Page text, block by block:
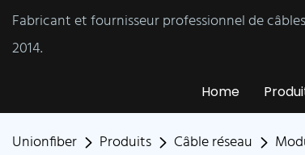
Fabricant et fournisseur professionnel de
2014.
Home
Unionfiber Produits Câble réseau